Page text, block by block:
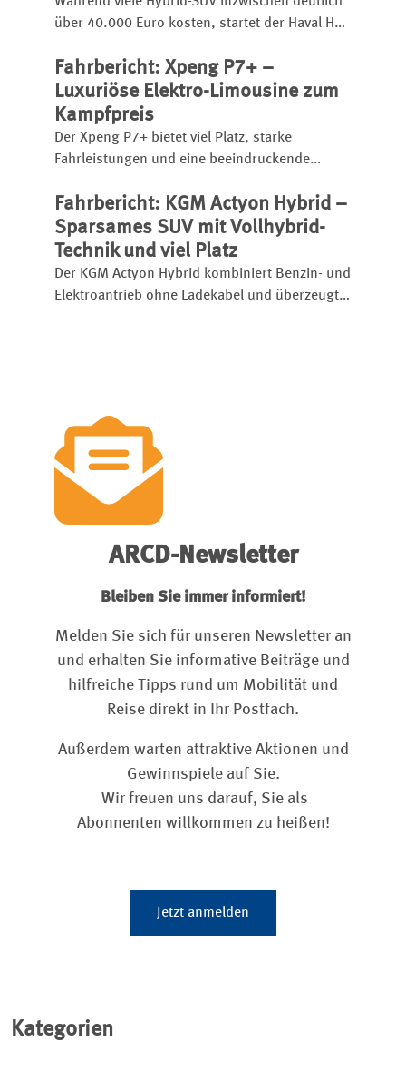
über 40.000 Euro kosten, startet der Haval H6
Fahrbericht: Xpeng P7+ –
Luxuriöse Elektro-Limousine zum
Kampfpreis
Der Xpeng P7+ bietet viel Platz, starke
Fahrleistungen und eine beeindruckende
Limousine startet bereits ab 46.600 Euro und
setzt etablierte Rivalen unter Druck.
Fahrbericht: KGM Actyon Hybrid –
Sparsames SUV mit Vollhybrid-
Technik und viel Platz
Der KGM Actyon Hybrid kombiniert Benzin- und
Elektroantrieb ohne Ladekabel und überzeugt
ARCD-Newsletter
Bleiben Sie immer informiert!
Melden Sie sich für unseren Newsletter an
und erhalten Sie informative Beiträge und
hilfreiche Tipps rund um Mobilität und
Reise direkt in Ihr Postfach.
Außerdem warten attraktive Aktionen und
Gewinnspiele auf Sie.
Wir freuen uns darauf, Sie als
Abonnenten willkommen zu heißen!
Jetzt anmelden
Kategorien